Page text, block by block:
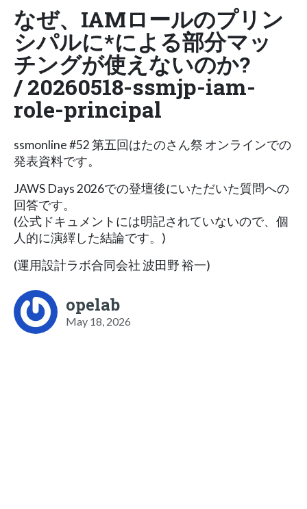
なぜ、IAMロールのプリン
シパルに*による部分マッ
チングが使えないのか?
/ 20260518-ssmjp-iam-
role-principal
ssmonline #52 第五回はたのさん祭 オンラインでの
発表資料です。
JAWS Days 2026での登壇後にいただいた質問への
回答です。
(公式ドキュメントには明記されていないので、個
人的に演繹した結論です。)
(運用設計ラボ合同会社 波田野 裕一)
opelab
May 18, 2026